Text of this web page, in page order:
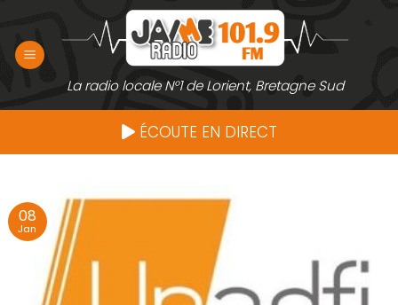
contenu
La radio locale N°1 de Lorient, Bretagne Sud
ÉCOUTE EN DIRECT
08
Jan